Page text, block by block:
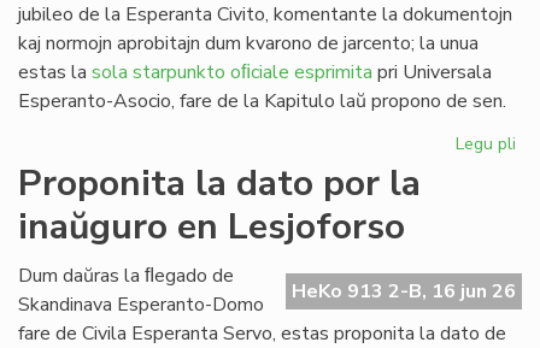
jubileo de la Esperanta Civito, komentante la dokumentojn
kaj normojn aprobitajn dum kvarono de jarcento; la unua
estas la sola starpunkto oﬁciale esprimita pri Universala
Esperanto-Asocio, fare de la Kapitulo laŭ propono de sen.
Legu pli
Proponita la dato por la
inaŭguro en Lesjoforso
HeKo 913 2-B, 16 jun 26
Dum daŭras la ﬂegado de
Skandinava Esperanto-Domo
fare de Civila Esperanta Servo, estas proponita la dato de